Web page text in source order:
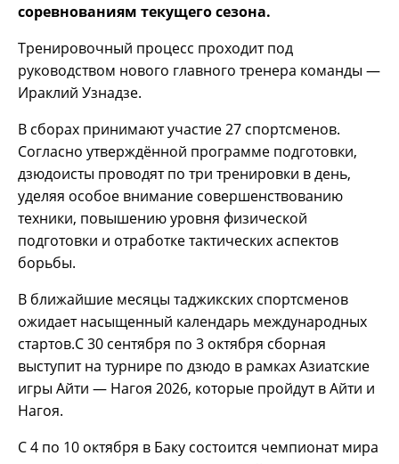
соревнованиям текущего сезона.
Тренировочный процесс проходит под
руководством нового главного тренера команды —
Ираклий Узнадзе.
В сборах принимают участие 27 спортсменов.
Согласно утверждённой программе подготовки,
дзюдоисты проводят по три тренировки в день,
уделяя особое внимание совершенствованию
техники, повышению уровня физической
подготовки и отработке тактических аспектов
борьбы.
В ближайшие месяцы таджикских спортсменов
ожидает насыщенный календарь международных
стартов.С 30 сентября по 3 октября сборная
выступит на турнире по дзюдо в рамках Азиатские
игры Айти — Нагоя 2026, которые пройдут в Айти и
Нагоя.
С 4 по 10 октября в Баку состоится чемпионат мира